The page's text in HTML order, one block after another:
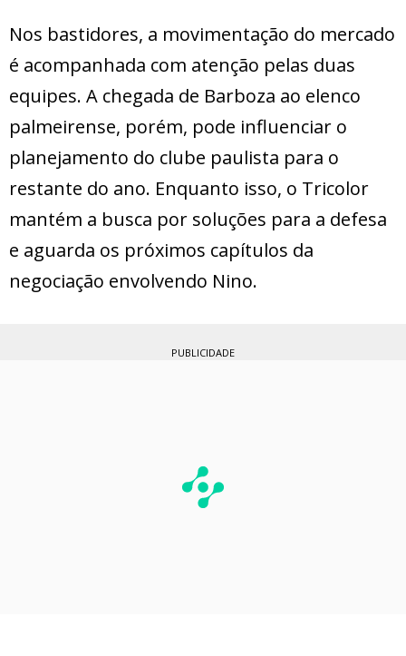
Nos bastidores, a movimentação do mercado
é acompanhada com atenção pelas duas
equipes. A chegada de Barboza ao elenco
palmeirense, porém, pode influenciar o
planejamento do clube paulista para o
restante do ano. Enquanto isso, o Tricolor
mantém a busca por soluções para a defesa
e aguarda os próximos capítulos da
negociação envolvendo Nino.
PUBLICIDADE